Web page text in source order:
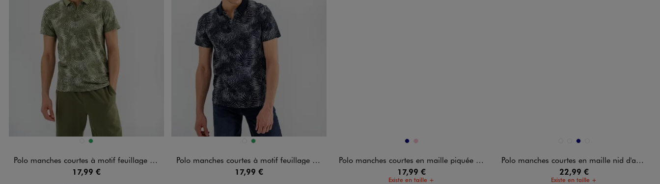
Disponible en 2 colorisBLEU CHINE
VERT
Polo manches courtes à motif feuillage homme
17,99 €
Disponible en 2 colorisBLEU CHINE
VERT
Polo manches courtes à motif feuillage homme
17,99 €
Disponible en 2 coloris
MARINEROSE
Polo manches courtes en maille piquée à micro-motifs homme
17,99 €
Existe en taille +
Disponible en 4 coloris
BEIGE STANDARD
BLANC STANDARD
MARINE
Polo manches courtes en maille nid d'abeille homme
22,99 €
Existe en taille +